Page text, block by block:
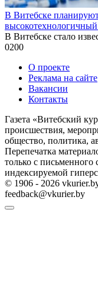
В Витебске
В Витебске стало
0200
О проекте
Реклама на сайте
Вакансии
Контакты
Газета «Витебский
происшествия,
общество, политика,
Перепечатка
только с письменного
индексируемой
© 1906 - 2026
feedback@vkurier.by